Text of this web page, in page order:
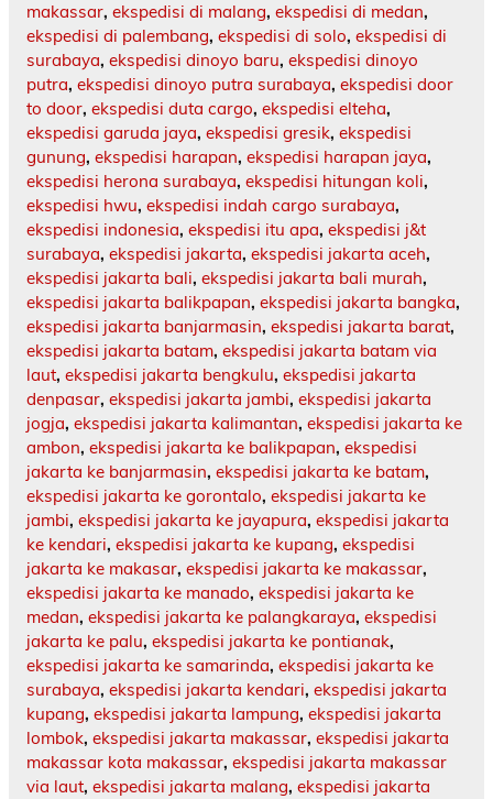
makassar, ekspedisi di malang, ekspedisi di medan,
ekspedisi di palembang, ekspedisi di solo, ekspedisi di
surabaya, ekspedisi dinoyo baru, ekspedisi dinoyo
putra, ekspedisi dinoyo putra surabaya, ekspedisi door
to door, ekspedisi duta cargo, ekspedisi elteha,
ekspedisi garuda jaya, ekspedisi gresik, ekspedisi
gunung, ekspedisi harapan, ekspedisi harapan jaya,
ekspedisi herona surabaya, ekspedisi hitungan koli,
ekspedisi hwu, ekspedisi indah cargo surabaya,
ekspedisi indonesia, ekspedisi itu apa, ekspedisi j&t
surabaya, ekspedisi jakarta, ekspedisi jakarta aceh,
ekspedisi jakarta bali, ekspedisi jakarta bali murah,
ekspedisi jakarta balikpapan, ekspedisi jakarta bangka,
ekspedisi jakarta banjarmasin, ekspedisi jakarta barat,
ekspedisi jakarta batam, ekspedisi jakarta batam via
laut, ekspedisi jakarta bengkulu, ekspedisi jakarta
denpasar, ekspedisi jakarta jambi, ekspedisi jakarta
jogja, ekspedisi jakarta kalimantan, ekspedisi jakarta ke
ambon, ekspedisi jakarta ke balikpapan, ekspedisi
jakarta ke banjarmasin, ekspedisi jakarta ke batam,
ekspedisi jakarta ke gorontalo, ekspedisi jakarta ke
jambi, ekspedisi jakarta ke jayapura, ekspedisi jakarta
ke kendari, ekspedisi jakarta ke kupang, ekspedisi
jakarta ke makasar, ekspedisi jakarta ke makassar,
ekspedisi jakarta ke manado, ekspedisi jakarta ke
medan, ekspedisi jakarta ke palangkaraya, ekspedisi
jakarta ke palu, ekspedisi jakarta ke pontianak,
ekspedisi jakarta ke samarinda, ekspedisi jakarta ke
surabaya, ekspedisi jakarta kendari, ekspedisi jakarta
kupang, ekspedisi jakarta lampung, ekspedisi jakarta
lombok, ekspedisi jakarta makassar, ekspedisi jakarta
makassar kota makassar, ekspedisi jakarta makassar
via laut, ekspedisi jakarta malang, ekspedisi jakarta